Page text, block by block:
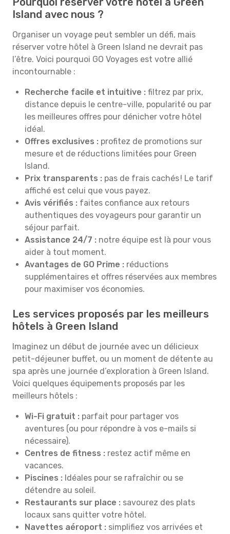
Island avec nous ?
Organiser un voyage peut sembler un défi, mais
réserver votre hôtel à Green Island ne devrait pas
l’être. Voici pourquoi GO Voyages est votre allié
incontournable :
Recherche facile et intuitive : filtrez par prix,
distance depuis le centre-ville, popularité ou par
les meilleures offres pour dénicher votre hôtel
idéal.
Offres exclusives : profitez de promotions sur
mesure et de réductions limitées pour Green
Island.
Prix transparents : pas de frais cachés ! Le tarif
affiché est celui que vous payez.
Avis vérifiés : faites confiance aux retours
authentiques des voyageurs pour garantir un
séjour parfait.
Assistance 24/7 : notre équipe est là pour vous
aider à tout moment.
Avantages de GO Prime : réductions
supplémentaires et offres réservées aux membres
pour maximiser vos économies.
Les services proposés par les meilleurs
hôtels à Green Island
Imaginez un début de journée avec un délicieux
petit-déjeuner buffet, ou un moment de détente au
spa après une journée d’exploration à Green Island.
Voici quelques équipements proposés par les
meilleurs hôtels :
Wi-Fi gratuit : parfait pour partager vos
aventures (ou pour répondre à vos e-mails si
nécessaire).
Centres de fitness : restez actif même en
vacances.
Piscines : Idéales pour se rafraîchir ou se
détendre au soleil.
Restaurants sur place : savourez des plats
locaux sans quitter votre hôtel.
Navettes aéroport : simplifiez vos arrivées et